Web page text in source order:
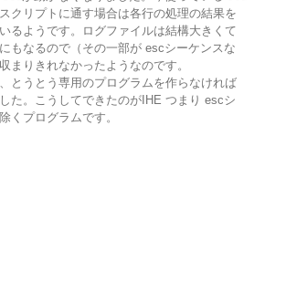
クリプトに通す場合は各行の処理の結果を
るようです。ログファイルは結構大きくて
もなるので（その一部が escシーケンスな
まりきれなかったようなのです。
とうとう専用のプログラムを作らなければ
た。こうしてできたのがIHE つまり escシ
くプログラムです。